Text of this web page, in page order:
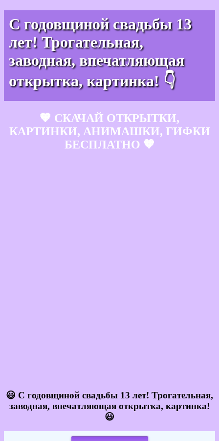
С годовщиной свадьбы 13
лет! Трогательная,
заводная, впечатляющая
открытка, картинка! 👇
🧡 СКАЧАЙ ОТКРЫТКИ,
КАРТИНКИ, АНИМАШКИ, ГИФКИ
БЕСПЛАТНО 🧡
😃 С годовщиной свадьбы 13 лет! Трогательная,
заводная, впечатляющая открытка, картинка!
😃